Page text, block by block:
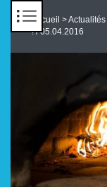
Accueil >Actualités
! / 05.04.2016